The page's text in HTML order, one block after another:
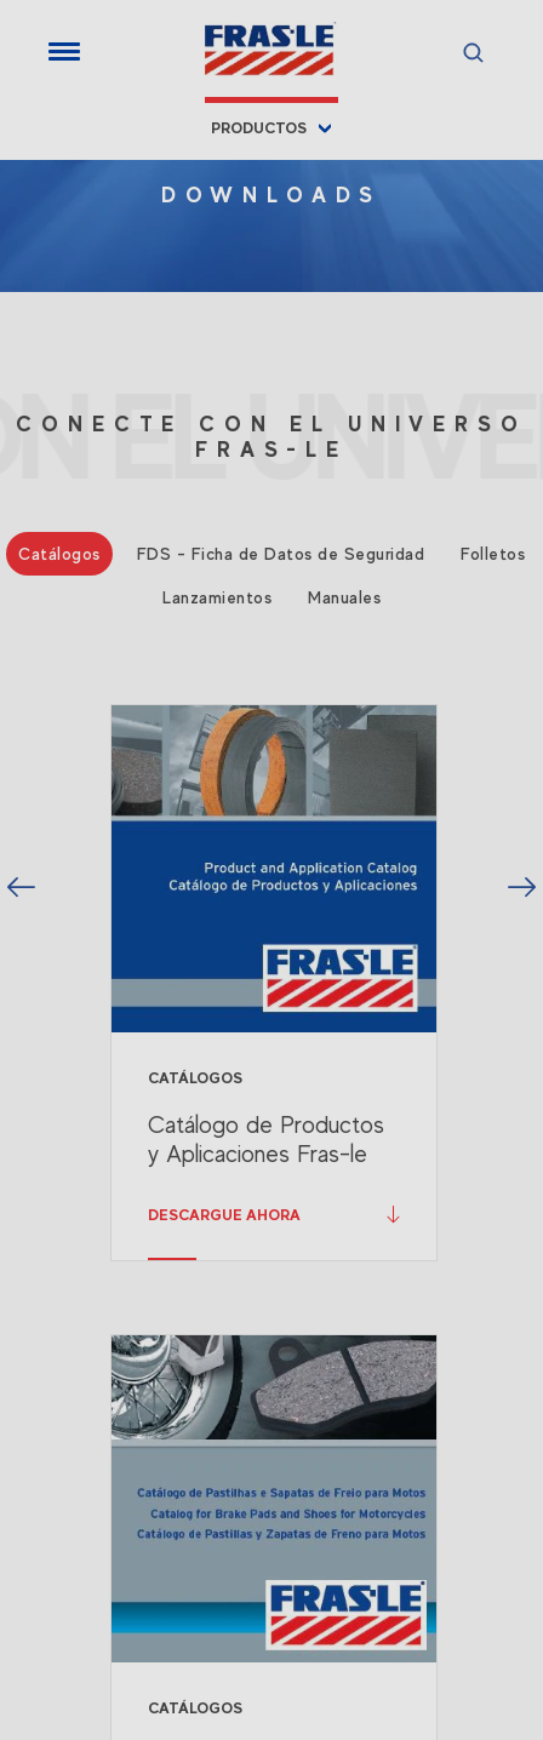
PRODUCTOS
DOWNLOADS
EL
CONECTE CON EL UNIVERSO
FRAS-LE
Catálogos FDS - Ficha de Datos de Seguridad Folletos
Lanzamientos Manuales
CATÁLOGOS
Catálogo de Productos
y Aplicaciones Fras-le
DESCARGUE AHORA
CATÁLOGOS
Next